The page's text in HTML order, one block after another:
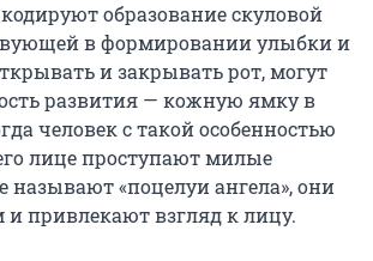
образование скуловой
в формировании улыбки и
и закрывать рот, могут
развития — кожную ямку в
человек с такой особенностью
лице проступают милые
«поцелуи ангела», они
привлекают взгляд к лицу.